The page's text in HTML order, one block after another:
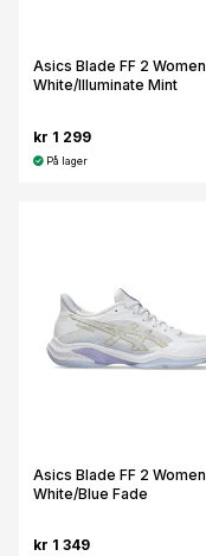
Asics Blade FF 2 Women
White/Illuminate Mint
kr 1 299
På lager
Asics Blade FF 2 Women
White/Blue Fade
kr 1 349